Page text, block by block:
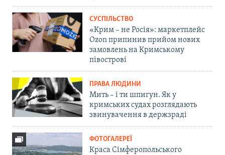
СУСПІЛЬСТВО
«Крим – не Росія»: маркетплейс
Ozon припинив прийом нових
замовлень на Кримському
півострові
ПРАВА ЛЮДИНИ
Мить – і ти шпигун. Як у
кримських судах розглядають
звинувачення в держзраді
ФОТОГАЛЕРЕЇ
Краса Сімферопольського